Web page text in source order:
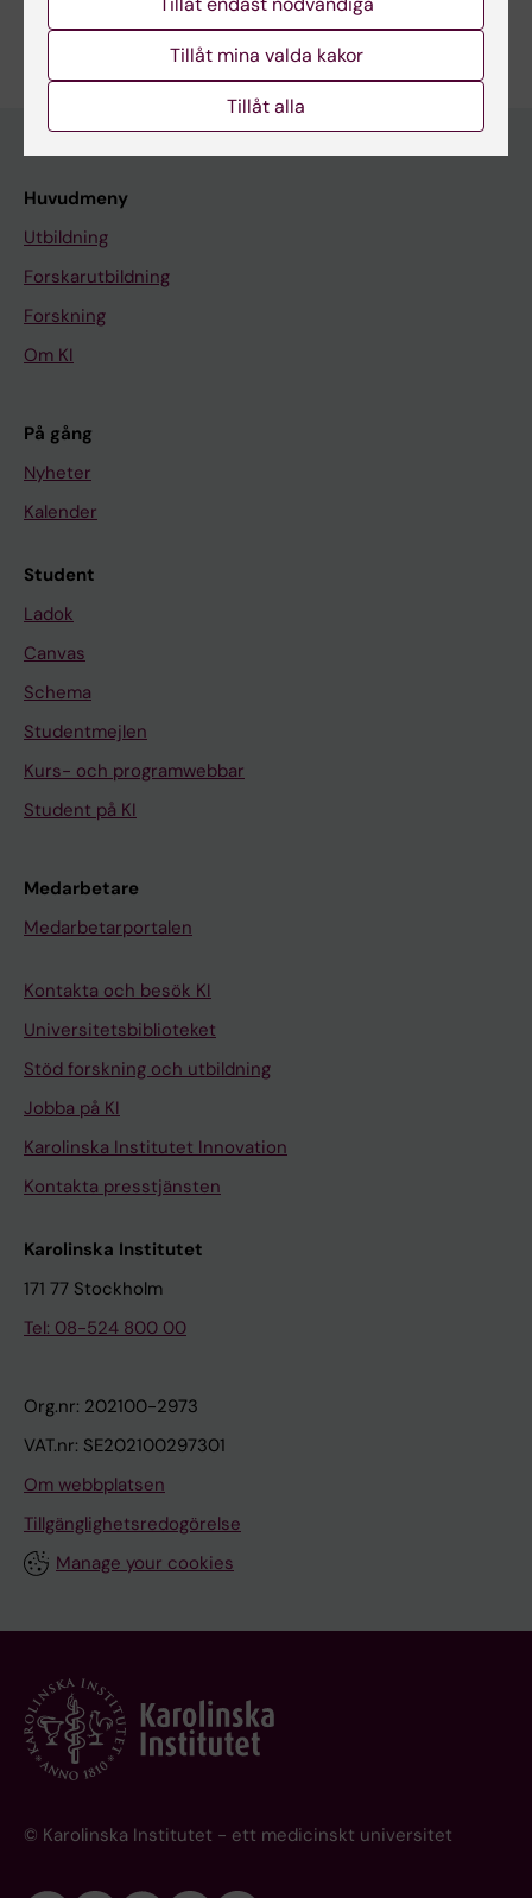
Är du Lucille Margerie?
Redigera din profil
Huvudmeny
Utbildning
Forskarutbildning
Forskning
Om KI
På gång
Nyheter
Kalender
Student
Ladok
Canvas
Schema
Studentmejlen
Kurs- och programwebbar
Student på KI
Medarbetare
Medarbetarportalen
Kontakta och besök KI
Universitetsbiblioteket
Stöd forskning och utbildning
Jobba på KI
Karolinska Institutet Innovation
Kontakta presstjänsten
Karolinska Institutet
171 77 Stockholm
Tel: 08-524 800 00
Org.nr: 202100-2973
VAT.nr: SE202100297301
Om webbplatsen
Tillgänglighetsredogörelse
Manage your cookies
© Karolinska Institutet - ett medicinskt universitet
Tillåt mina valda kakor
Tillåt alla